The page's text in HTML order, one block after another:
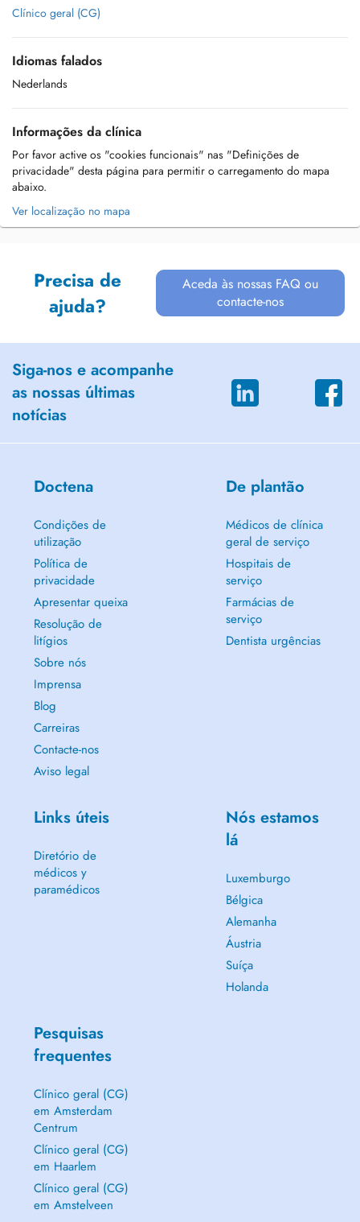
Clínico geral (CG)
Idiomas falados
Nederlands
Informações da clínica
Por favor active os "cookies funcionais" nas "Definições de
privacidade" desta página para permitir o carregamento do mapa
abaixo.
Ver localização no mapa
Precisa de
ajuda?
Aceda às nossas FAQ ou
contacte-nos
Siga-nos e acompanhe
as nossas últimas
notícias
Doctena
Condições de
utilização
Política de
privacidade
Apresentar queixa
Resolução de
litígios
Sobre nós
Imprensa
Blog
Carreiras
Contacte-nos
Aviso legal
De plantão
Médicos de clínica
geral de serviço
Hospitais de
serviço
Farmácias de
serviço
Dentista urgências
Links úteis
Diretório de
médicos y
paramédicos
Nós estamos
lá
Luxemburgo
Bélgica
Alemanha
Áustria
Suíça
Holanda
Pesquisas
frequentes
Clínico geral (CG)
em Amsterdam
Centrum
Clínico geral (CG)
em Haarlem
Clínico geral (CG)
em Amstelveen